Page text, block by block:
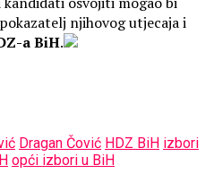
njihovog utjecaja i
a BiH.
Dragan Čović HDZ BiH izbori
opći izbori u BiH